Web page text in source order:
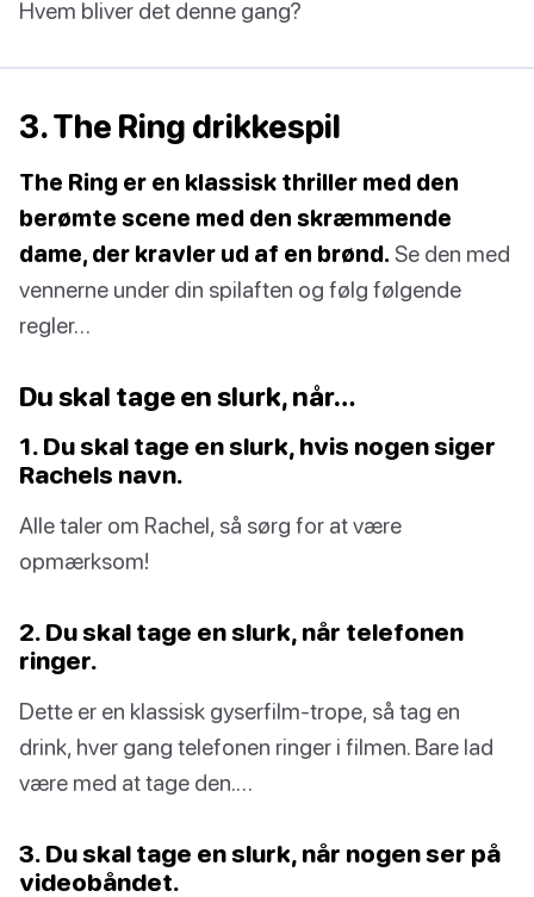
Hvem bliver det denne gang?
3. The Ring drikkespil
The Ring er en klassisk thriller med den
berømte scene med den skræmmende
dame, der kravler ud af en brønd. Se den med
vennerne under din spilaften og følg følgende
regler…
Du skal tage en slurk, når…
1. Du skal tage en slurk, hvis nogen siger
Rachels navn.
Alle taler om Rachel, så sørg for at være
opmærksom!
2. Du skal tage en slurk, når telefonen
ringer.
Dette er en klassisk gyserfilm-trope, så tag en
drink, hver gang telefonen ringer i filmen. Bare lad
være med at tage den.…
3. Du skal tage en slurk, når nogen ser på
videobåndet.